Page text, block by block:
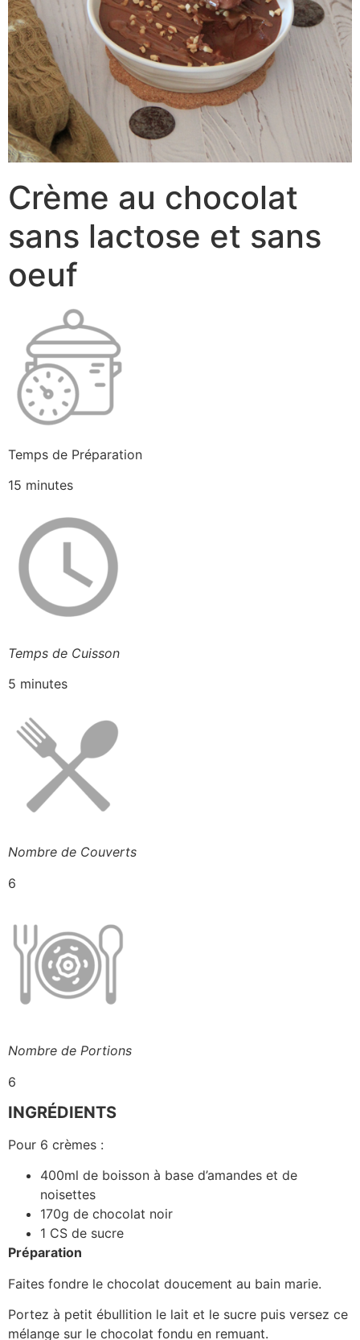
Crème au chocolat
sans lactose et sans
oeuf
Temps de Préparation
15 minutes
Temps de Cuisson
5 minutes
Nombre de Couverts
6
Nombre de Portions
6
INGRÉDIENTS
Pour 6 crèmes :
400ml de boisson à base d’amandes et de
noisettes
170g de chocolat noir
1 CS de sucre
Préparation
Faites fondre le chocolat doucement au bain marie.
Portez à petit ébullition le lait et le sucre puis versez ce
mélange sur le chocolat fondu en remuant.